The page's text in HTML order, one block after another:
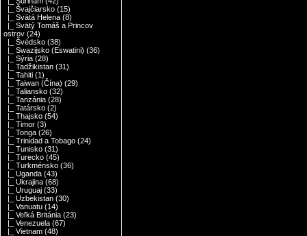
|_ Švajčiarsko (15)
|_ Svätá Helena (8)
|_ Svätý Tomáš a Princov
ostrov (24)
|_ Švédsko (38)
|_ Swazijsko (Eswatini) (36)
|_ Sýria (28)
|_ Tadžikistan (31)
|_ Tahiti (1)
|_ Taiwan (Čína) (29)
|_ Taliansko (32)
|_ Tanzánia (28)
|_ Tatársko (2)
|_ Thajsko (54)
|_ Timor (3)
|_ Tonga (26)
|_ Trinidad a Tobago (24)
|_ Tunisko (31)
|_ Turecko (45)
|_ Turkménsko (36)
|_ Uganda (43)
|_ Ukrajina (68)
|_ Uruguaj (33)
|_ Uzbekistan (30)
|_ Vanuatu (14)
|_ Veľká Británia (23)
|_ Venezuela (67)
|_ Vietnam (48)